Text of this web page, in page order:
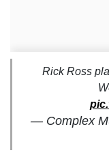
Rick Ross
— Complex